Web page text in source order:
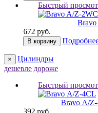
Быстрый
672 руб.
В корзину
×
Цилиндры
дешевле дороже
Быстрый
Bravo А/
392 руб.